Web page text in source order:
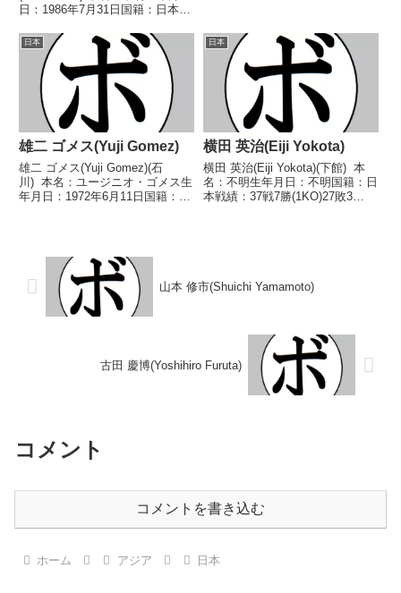
日：1986年7月31日国籍：日本戦
タイトル】2007年度西部日本ス
ーパーフライ級新人王 【戦歴】
2006/07/30 ○...
1991/05/16 ○4R判定 (採点不
明) 福山 勝行(...
日本
雄二 ゴメス(Yuji Gomez)
雄二 ゴメス(Yuji Gomez)(石
川) 本名：ユージニオ・ゴメス生
年月日：1972年6月11日国籍：米
ザー級王座 【戦歴】19...
日本
横田 英治(Eiji Yokota)
横田 英治(Eiji Yokota)(下館) 本
名：不明生年月日：不明国籍：日
本戦績：37戦7勝(1KO)27敗3
山本 修市(Shuichi Yamamoto)
古田 慶博(Yoshihiro Furuta)
コメント
コメントを書き込む
ホーム アジア 日本